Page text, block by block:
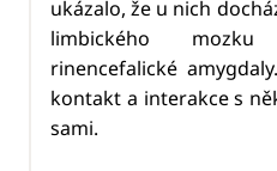
ukázalo, že u nich
limbického
rinencefalické
kontakt a interakce s
sami.